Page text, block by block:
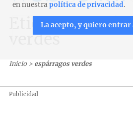
Etiqueta:
verdes
Inicio> espárragos verdes
Publicidad
en nuestrapolítica de privacidad.
La acepto, y quiero